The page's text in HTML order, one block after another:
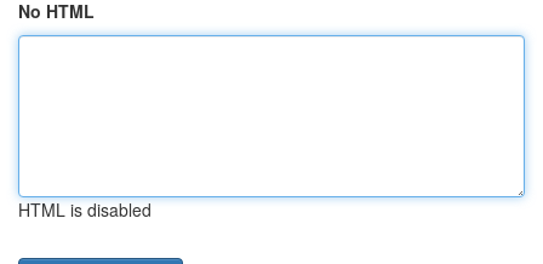
No HTML
HTML is disabled